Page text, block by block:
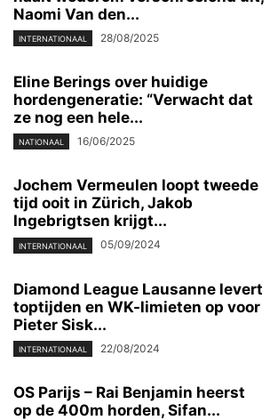
Naomi Van den...
INTERNATIONAAL 28/08/2025
Eline Berings over huidige
hordengeneratie: “Verwacht dat
ze nog een hele...
NATIONAAL 16/06/2025
Jochem Vermeulen loopt tweede
tijd ooit in Zürich, Jakob
Ingebrigtsen krijgt...
INTERNATIONAAL 05/09/2024
Diamond League Lausanne levert
toptijden en WK-limieten op voor
Pieter Sisk...
INTERNATIONAAL 22/08/2024
OS Parijs – Rai Benjamin heerst
op de 400m horden, Sifan...